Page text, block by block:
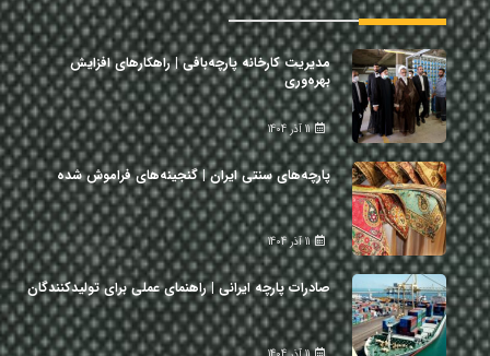
مدیریت کارخانه پارچه‌بافی | راهکارهای افزایش
بهره‌وری
11 آذر 1404
پارچه‌های سنتی ایران | گنجینه‌های فراموش شده
11 آذر 1404
صادرات پارچه ایرانی | راهنمای عملی برای تولیدکنندگان